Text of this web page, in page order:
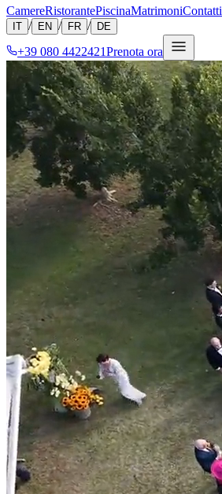
CamereRistorantePiscinaMatrimoniContatti
IT / EN / FR / DE
+39 080 4422421Prenota ora